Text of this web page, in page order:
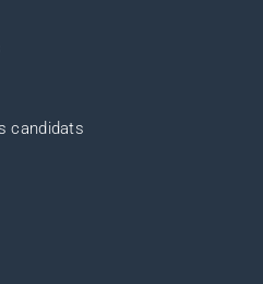
candidats